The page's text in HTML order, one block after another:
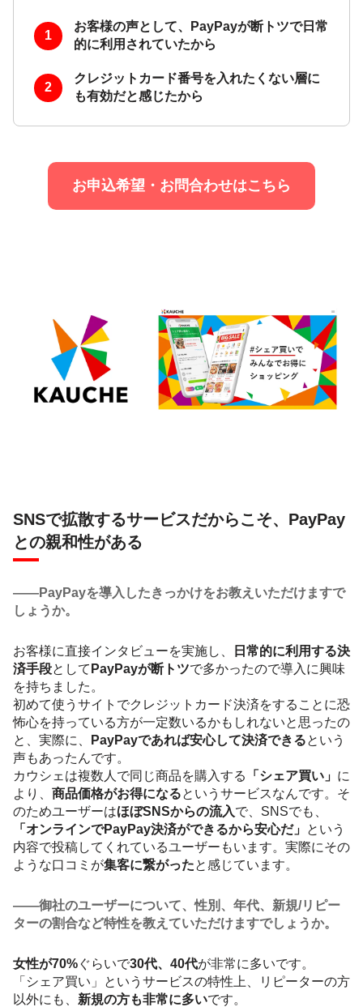
お客様の声として、PayPayが断トツで日常
的に利用されていたから
クレジットカード番号を入れたくない層に
も有効だと感じたから
お申込希望・お問合わせはこちら
SNSで拡散するサービスだからこそ、PayPay
との親和性がある
――PayPayを導入したきっかけをお教えいただけますで
しょうか。
お客様に直接インタビューを実施し、
日常的に利用する決
済手段として PayPayが断トツで多かったので導入に興味
を持ちました。
初めて使うサイトでクレジットカード決済をすることに恐
怖心を持っている方が一定数いるかもしれないと思ったの
と、実際に、
PayPayであれば安心して決済できるという
声もあったんです。
カウシェは複数人で同じ商品を購入する
「シェア買い」 に
より、 商品価格がお得になるというサービスなんです。そ
のためユーザーはほぼSNSからの流入で、SNSでも、
「オンラインでPayPay決済ができるから安心だ」 という
内容で投稿してくれているユーザーもいます。実際にその
ような口コミが集客に繋がったと感じています。
――御社のユーザーについて、性別、年代、新規/リピー
ターの割合など特性を教えていただけますでしょうか。
女性が70%ぐらいで30代、40代が非常に多いです。
「シェア買い」というサービスの特性上、リピーターの方
以外にも、 新規の方も非常に多いです。